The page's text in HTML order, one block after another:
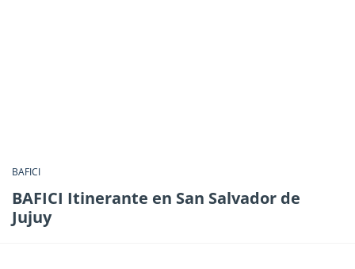
BAFICI
BAFICI Itinerante en San Salvador de
Jujuy